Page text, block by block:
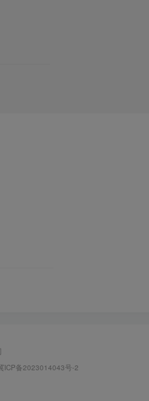
ICP备2023014043号-2